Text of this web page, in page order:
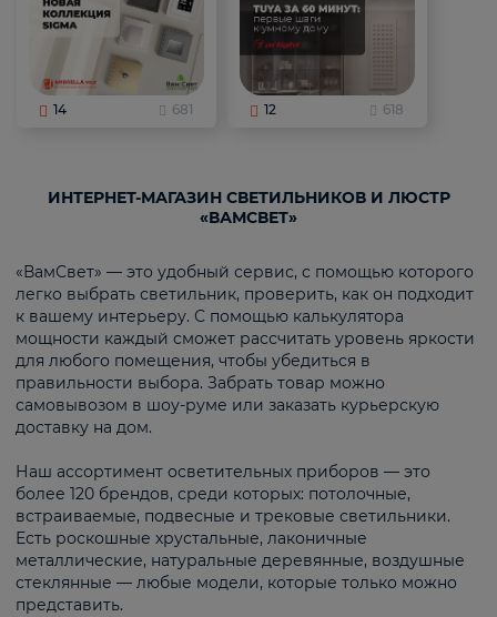
14 681 12 618
ИНТЕРНЕТ-МАГАЗИН СВЕТИЛЬНИКОВ И ЛЮСТР
«ВАМСВЕТ»
«ВамСвет» — это удобный сервис, с помощью которого
легко выбрать светильник, проверить, как он подходит
к вашему интерьеру. С помощью калькулятора
мощности каждый сможет рассчитать уровень яркости
для любого помещения, чтобы убедиться в
правильности выбора. Забрать товар можно
самовывозом в шоу-руме или заказать курьерскую
доставку на дом.
Наш ассортимент осветительных приборов — это
более 120 брендов, среди которых: потолочные,
встраиваемые, подвесные и трековые светильники.
Есть роскошные хрустальные, лаконичные
металлические, натуральные деревянные, воздушные
стеклянные — любые модели, которые только можно
представить.